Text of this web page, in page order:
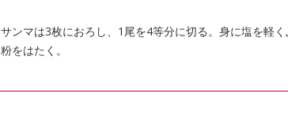
サンマは3枚におろし、1尾を4等分に切る。身に塩を軽
粉をはたく。